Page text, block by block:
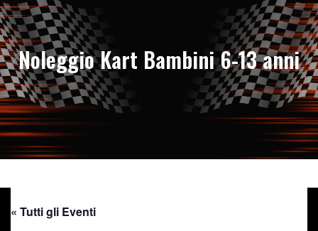
Noleggio Kart Bambini 6-13 anni
« Tutti gli Eventi